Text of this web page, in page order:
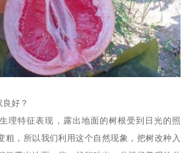
好？
理特征表现，露出地面的树根受到日光的照
粗，所以我们利用这个自然现象，把树改种入